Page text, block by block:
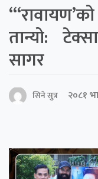
तान्यो:
सागर
सिने सुत्र
२०८१